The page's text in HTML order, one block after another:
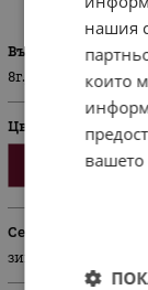
Възраст
8г./128 см.
Цвят
Сезон
зима
нашия
които
вашето